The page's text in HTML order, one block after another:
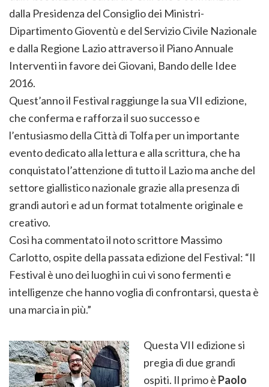
dalla Presidenza del Consiglio dei Ministri-
Dipartimento Gioventù e del Servizio Civile Nazionale
e dalla Regione Lazio attraverso il Piano Annuale
Interventi in favore dei Giovani, Bando delle Idee
2016.
Quest’anno il Festival raggiunge la sua VII edizione,
che conferma e rafforza il suo successo e
l’entusiasmo della Città di Tolfa per un importante
evento dedicato alla lettura e alla scrittura, che ha
conquistato l’attenzione di tutto il Lazio ma anche del
settore giallistico nazionale grazie alla presenza di
grandi autori e ad un format totalmente originale e
creativo.
Così ha commentato il noto scrittore Massimo
Carlotto, ospite della passata edizione del Festival: “Il
Festival è uno dei luoghi in cui vi sono fermenti e
intelligenze che hanno voglia di confrontarsi, questa è
una marcia in più.”
Questa VII edizione si
pregia di due grandi
ospiti. Il primo è Paolo